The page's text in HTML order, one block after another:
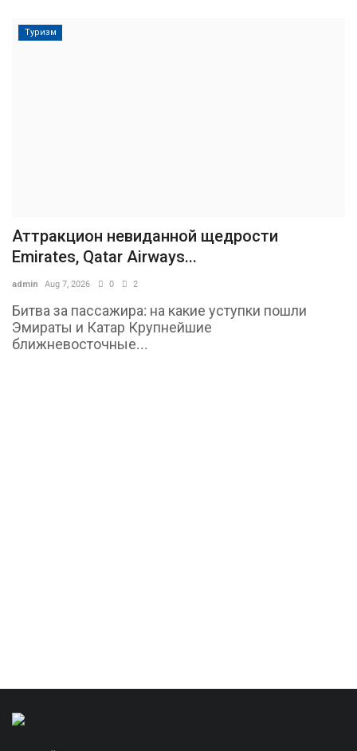
Туризм
Аттракцион невиданной щедрости
Emirates, Qatar Airways...
admin Aug 7, 2026 0 2
Битва за пассажира: на какие уступки пошли
Эмираты и Катар Крупнейшие
ближневосточные...